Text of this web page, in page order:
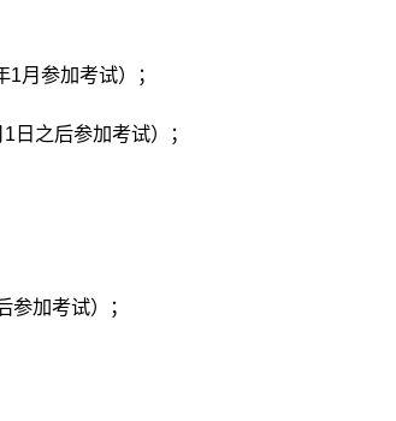
月参加考试）；
之后参加考试）；
加考试）；